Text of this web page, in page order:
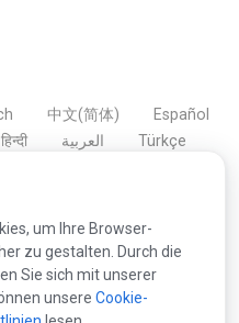
um Ihre Browser-
zu gestalten. Durch die
Sie sich mit unserer
unsere Cookie-
中文(简体)
Español
हिन्दी العربية
Türkçe
Network. Alle Rechte